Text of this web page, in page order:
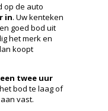
op de auto
in. Uw kenteken
goed bod uit
het merk en
koopt
twee uur
bod te laag of
vast.